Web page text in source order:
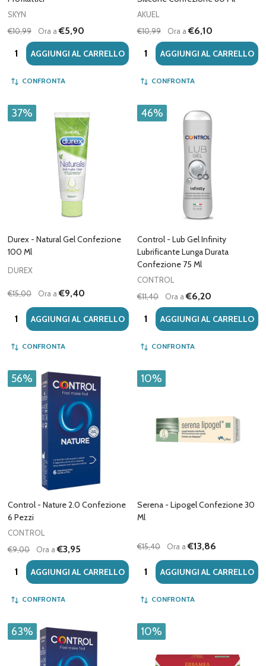
SKYN
€10,99
Ora a€5,90
Quantità:AGGIUNGI AL CARRELLO
CONFRONTA
AKUEL
€10,99
Ora a€6,10
Quantità:AGGIUNGI AL CARRELLO
CONFRONTA
37%
Durex - Natural Gel Confezione
100 Ml
DUREX
€15,00 Ora a€9,40
Quantità:AGGIUNGI AL CARRELLO
CONFRONTA
46%
Control - Lub Gel Infinity
Lubrificante Lunga Durata
Confezione 75 Ml
CONTROL
€11,40
Ora a€6,20
Quantità:AGGIUNGI AL CARRELLO
CONFRONTA
56%
Control - Nature 2.0 Confezione
6 Pezzi
CONTROL
€9,00
Ora a€3,95
Quantità:AGGIUNGI AL CARRELLO
CONFRONTA
10%
Serena - Lipogel Confezione 30
Ml
€15,40 Ora a€13,86
Quantità:AGGIUNGI AL CARRELLO
CONFRONTA
63% 10%